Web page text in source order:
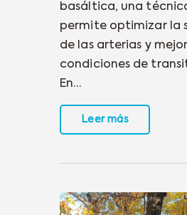
basáltica, una
permite optimizar la
de las arterias y
condiciones de
En…
Leer más